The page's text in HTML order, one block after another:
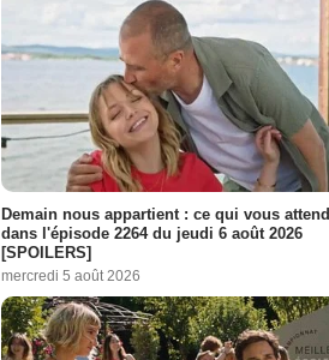
Demain nous appartient : ce qui vous attend
dans l'épisode 2264 du jeudi 6 août 2026
[SPOILERS]
mercredi 5 août 2026